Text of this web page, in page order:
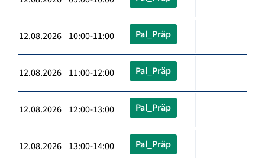
12.08.2026 10:00-11:00 Pal_Präp
12.08.2026 11:00-12:00 Pal_Präp
12.08.2026 12:00-13:00 Pal_Präp
12.08.2026 13:00-14:00 Pal_Präp